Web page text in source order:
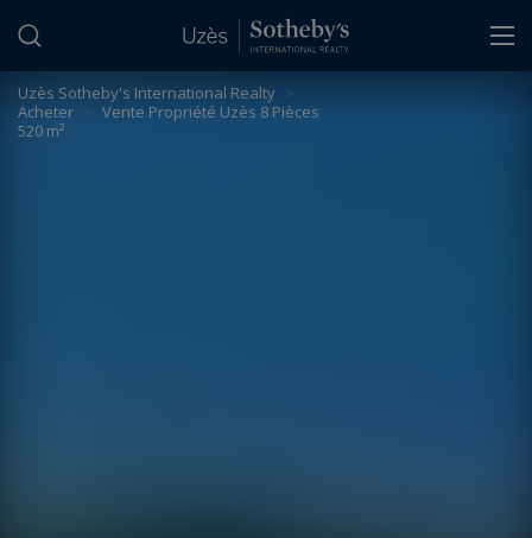
Uzès Sotheby's International Realty >
Acheter > Vente Propriété Uzès 8 Pièces
520 m²